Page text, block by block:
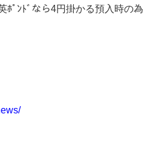
ﾎﾟﾝﾄﾞなら4円掛かる預入時の為